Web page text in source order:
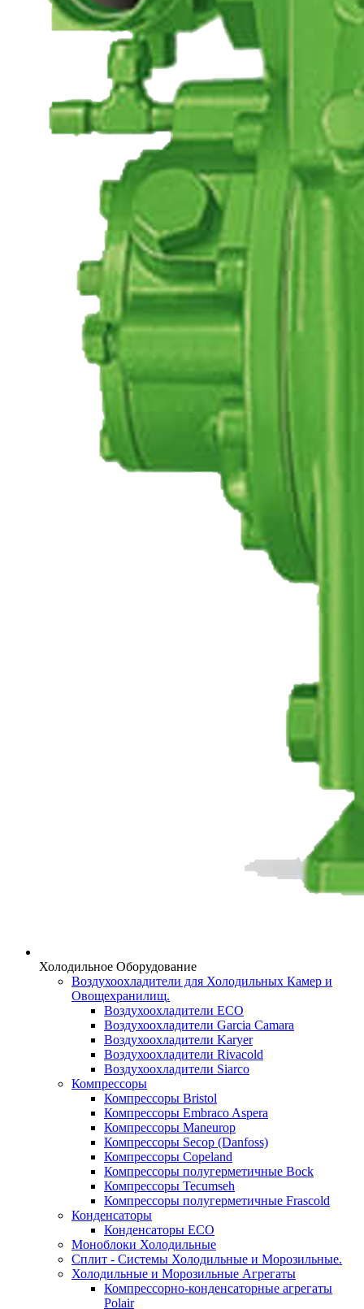
Холодильное Оборудование
Воздухоохладители для Холодильных Камер и
Овощехранилищ.
Воздухоохладители ECO
Воздухоохладители Garcia Camara
Воздухоохладители Karyer
Воздухоохладители Rivacold
Воздухоохладители Siarco
Компрессоры
Компрессоры Bristol
Компрессоры Embraco Aspera
Компрессоры Maneurop
Компрессоры Secop (Danfoss)
Компрессоры Copeland
Компрессоры полугерметичные Bock
Компрессоры Tecumseh
Компрессоры полугерметичные Frascold
Конденсаторы
Конденсаторы ECO
Моноблоки Холодильные
Сплит - Системы Холодильные и Морозильные.
Холодильные и Морозильные Агрегаты
Компрессорно-конденсаторные агрегаты
Polair